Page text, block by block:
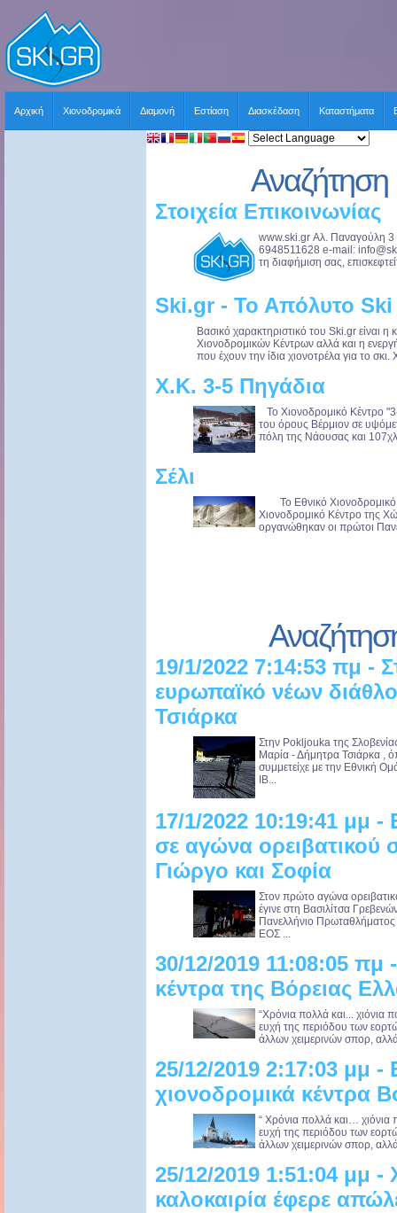
Αρχική Χιονοδρομικά Διαμονή Εστίαση Διασκέδαση Καταστήματα
Αναζήτηση
Στοιχεία Επικοινωνίας
www.ski.gr Αλ. Παναγούλη
6948511628 e-mail:
τη διαφήμιση σας,
Ski.gr - Το Απόλυτο
Βασικό χαρακτηριστικό του Ski.gr είναι
Χιονοδρομικών Κέντρων αλλά και η
που έχουν την ίδια χιονοτρέλα για το σκι.
Χ.Κ. 3-5 Πηγάδια
Το Χιονοδρομικό Κέντρο
του όρους Βέρμιον σε
πόλη της Νάουσας και
Σέλι
Το Εθνικό Χιονοδρομικό
Χιονοδρομικό Κέντρο της
οργανώθηκαν οι πρώτοι
19/1/2022 7:14:53 πμ -
ευρωπαϊκό νέων
Τσιάρκα
Στην Pokljouka της
Μαρία - Δήμητρα Τσιάρκα ,
συμμετείχε με την Εθνική
IB...
17/1/2022 10:19:41 μμ
σε αγώνα ορειβατικού
Γιώργο και Σοφία
Στον πρώτο αγώνα
έγινε στη Βασιλίτσα
Πανελλήνιο
ΕΟΣ ...
30/12/2019 11:08:05 πμ
κέντρα της Βόρειας
“Χρόνια πολλά και... χιόνια
ευχή της περιόδου των
άλλων χειμερινών σπορ,
25/12/2019 2:17:03 μμ -
χιονοδρομικά κέντρα
“ Χρόνια πολλά και… χιόνια
ευχή της περιόδου των
άλλων χειμερινών σπορ,
25/12/2019 1:51:04 μμ -
καλοκαιρία έφερε